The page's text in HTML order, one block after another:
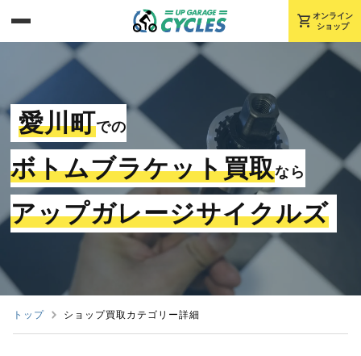
shopping_cart オンライン
ショップ
愛川町での
ボトムブラケット買取なら
アップガレージサイクルズ
トップ ショップ買取カテゴリー詳細